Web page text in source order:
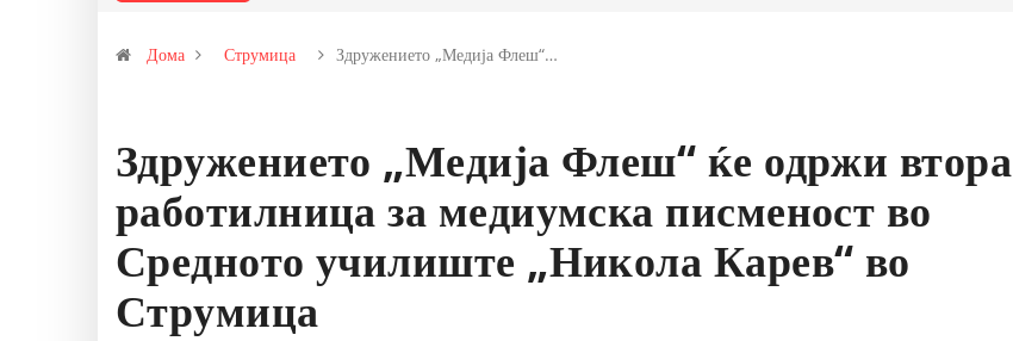
Дома Струмица Здружението „Медија Флеш“…
Здружението „Медија Флеш“ ќе одржи втора
работилница за медиумска писменост во
Средното училиште „Никола Карев“ во
Струмица